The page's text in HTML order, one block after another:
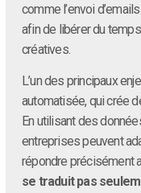
comme l’envoi
afin de libérer du
créatives.
L’un des principaux
automatisée, qui crée
En utilisant des
entreprises peuvent
répondre précisément
se traduit pas